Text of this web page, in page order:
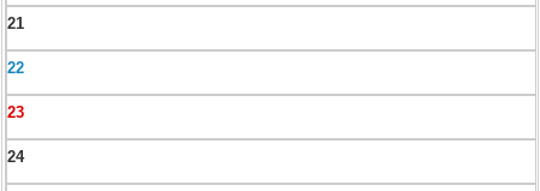
21
22
23
24